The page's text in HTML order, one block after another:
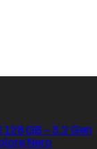
GB – 3.2 Gen
Nero